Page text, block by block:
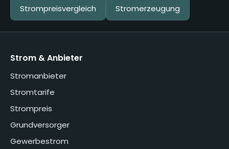
Strompreisvergleich Stromerzeugung
Strom & Anbieter
Stromanbieter
Stromtarife
Strompreis
Grundversorger
Gewerbestrom